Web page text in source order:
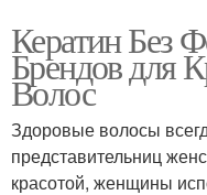
Кератин Без
Брендов для
Волос
Здоровые волосы
представительниц
красотой, женщины